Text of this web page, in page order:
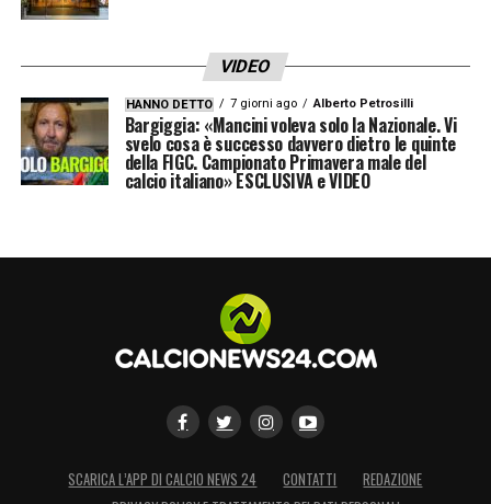
VIDEO
HANNO DETTO 7 giorni ago Alberto Petrosilli
Bargiggia: «Mancini voleva solo la Nazionale. Vi
svelo cosa è successo davvero dietro le quinte
della FIGC. Campionato Primavera male del
calcio italiano» ESCLUSIVA e VIDEO
SCARICA L’APP DI CALCIO NEWS 24 CONTATTI
REDAZIONE